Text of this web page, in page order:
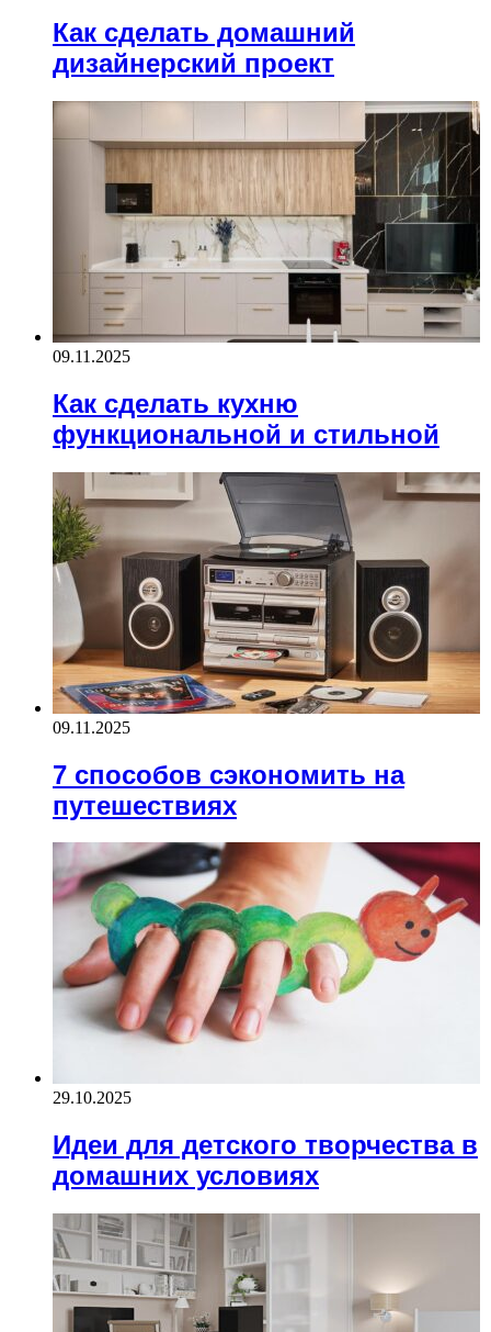
Как сделать домашний
дизайнерский проект
09.11.2025
Как сделать кухню
функциональной и стильной
09.11.2025
7 способов сэкономить на
путешествиях
29.10.2025
Идеи для детского творчества в
домашних условиях